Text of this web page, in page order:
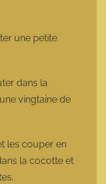
une petite
dans la
vingtaine de
les couper en
la cocotte et